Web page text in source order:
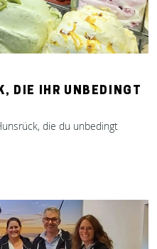
DIE IHR UNBEDINGT
die du unbedingt